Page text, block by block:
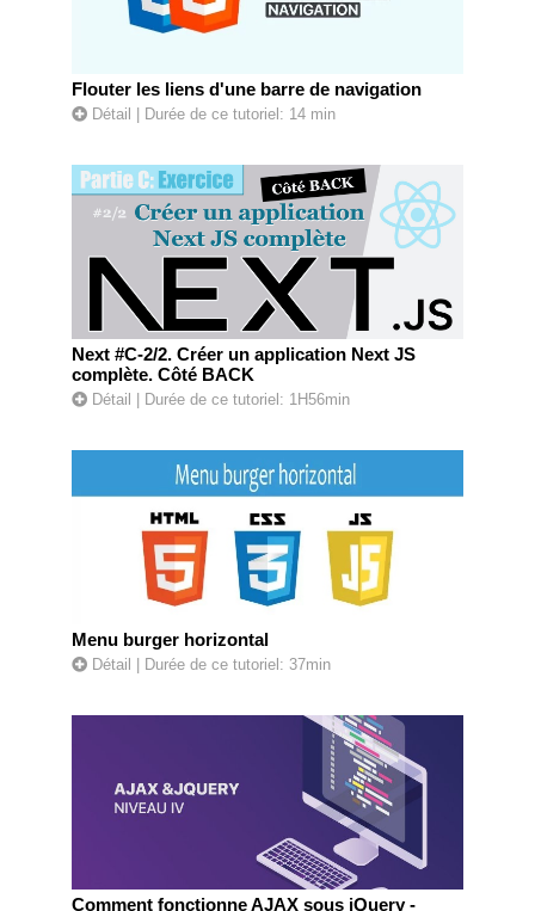
Flouter les liens d'une barre de navigation
Détail | Durée de ce tutoriel: 14 min
Next #C-2/2. Créer un application Next JS
complète. Côté BACK
Détail | Durée de ce tutoriel: 1H56min
Menu burger horizontal
Détail | Durée de ce tutoriel: 37min
Comment fonctionne AJAX sous jQuery -